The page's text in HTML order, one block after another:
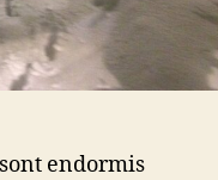
endormis